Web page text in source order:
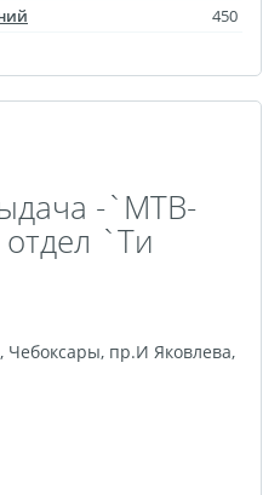
450
-`МТВ-
`Ти
, Чебоксары, пр.И Яковлева,